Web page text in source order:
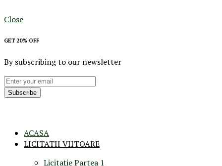
Close
GET 20% OFF
By subscribing to our newsletter
Subscribe
ACASA
LICITATII VIITOARE
Licitație Partea 1